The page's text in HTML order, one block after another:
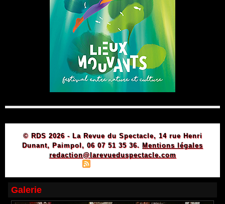
© RDS 2026 - La Revue du Spectacle, 14 rue Henri
Dunant, Paimpol, 06 07 51 35 36. Mentions légales
redaction@larevueduspectacle.com
Galerie